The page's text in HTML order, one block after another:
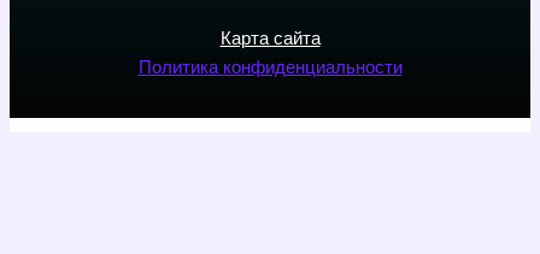
Карта сайта
Политика конфиденциальности